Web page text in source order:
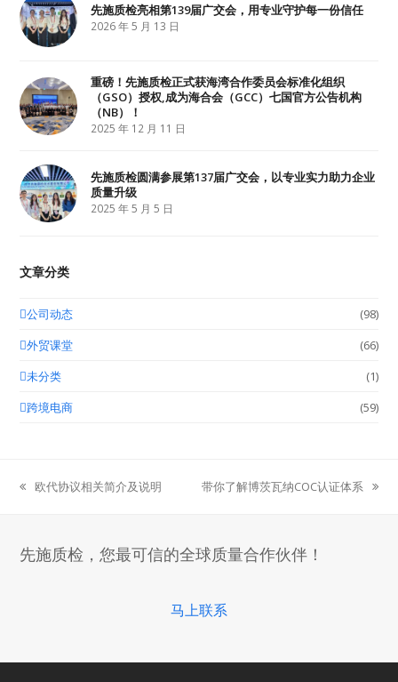
先施质检亮相第139届广交会，用专业守护每一份信任
2026 年 5 月 13 日
重磅！先施质检正式获海湾合作委员会标准化组织
（GSO）授权,成为海合会（GCC）七国官方公告机构
（NB）！
2025 年 12 月 11 日
先施质检圆满参展第137届广交会，以专业实力助力企业
质量升级
2025 年 5 月 5 日
文章分类
公司动态
(98)
外贸课堂
(66)
未分类
(1)
跨境电商
(59)
previous
欧代协议相关简介及说明
next
带你了解博茨瓦纳COC认证体系
先施质检，您最可信的全球质量合作伙伴！
马上联系